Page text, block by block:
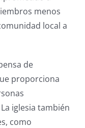
menos
local a
de
proporciona
iglesia también
como